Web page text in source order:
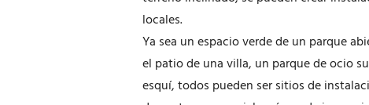
locales.
Ya sea un espacio verde de un parque
el patio de una villa, un parque de ocio
esquí, todos pueden ser sitios de